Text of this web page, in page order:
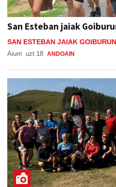
San Esteban jaiak
SAN ESTEBAN JAIAK
Aiurri uzt 18 ANDOAIN